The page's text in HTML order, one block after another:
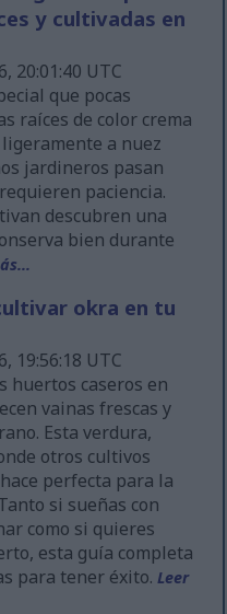
y cultivadas en
20:01:40 UTC
que pocas
raíces de color crema
a nuez
jardineros pasan
paciencia.
descubren una
bien durante
okra en tu
19:56:18 UTC
huertos caseros en
vainas frescas y
Esta verdura,
otros cultivos
perfecta para la
si sueñas con
como si quieres
esta guía completa
para tener éxito.Leer